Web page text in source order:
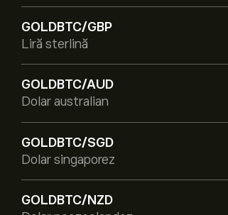
GOLDBTC/GBP
Liră sterlină
GOLDBTC/AUD
Dolar australian
GOLDBTC/SGD
Dolar singaporez
GOLDBTC/NZD